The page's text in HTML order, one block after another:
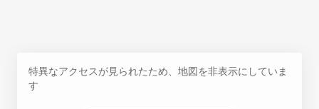
特異なアクセスが見られたため、地図を非表示にしていま
す